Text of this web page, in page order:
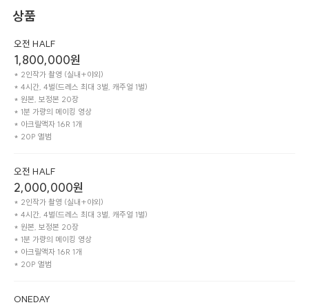
상품
오전 HALF
1,800,000원
* 2인작가 촬영 (실내+야외)
* 4시간, 4벌(드레스 최대 3벌, 캐주얼 1벌)
* 원본, 보정본 20장
* 1분 가량의 메이킹 영상
* 아크릴액자 16R 1개
* 20P 앨범
오전 HALF
2,000,000원
* 2인작가 촬영 (실내+야외)
* 4시간, 4벌(드레스 최대 3벌, 캐주얼 1벌)
* 원본, 보정본 20장
* 1분 가량의 메이킹 영상
* 아크릴액자 16R 1개
* 20P 앨범
ONEDAY